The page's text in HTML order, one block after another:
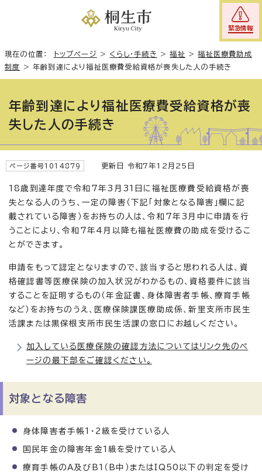
緊急情報
現在の位置： トップページ > くらし・手続き >福祉 >福祉医療費助成
制度
>年齢到達により福祉医療費受給資格が喪失した人の手続き
年齢到達により福祉医療費受給資格が喪
失した人の手続き
ページ番号1014879 更新日 令和7年12月25日
18歳到達年度で令和7年3月31日に福祉医療費受給資格が喪
失となる人のうち、一定の障害（下記「対象となる障害」欄に記
載されている障害）をお持ちの人は、令和7年3月中に申請を行
うことにより、令和7年4月以降も福祉医療費の助成を受けるこ
とができます。
申請をもって認定となりますので、該当すると思われる人は、資
格確認書等医療保険の加入状況がわかるもの、資格要件に該当
することを証明するもの（年金証書、身体障害者手帳、療育手帳
など）をお持ちのうえ、医療保険課医療助成係、新里支所市民生
活課または黒保根支所市民生活課の窓口にお越しください。
加入している医療保険の確認方法についてはリンク先のペ
ージの最下部をご確認ください。
対象となる障害
身体障害者手帳1・2級を受けている人
国民年金の障害年金1級を受けている人
療育手帳のA及びB1（B中）またはIQ50以下の判定を受け